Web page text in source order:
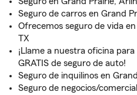
Seguro de carros en Grand
Ofrecemos seguro de vida
TX
¡Llame a nuestra oficina
GRATIS de seguro de auto!
Seguro de inquilinos en
Seguro de negocios/